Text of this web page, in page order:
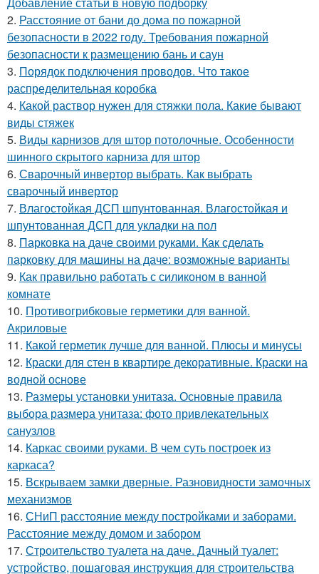
2. Расстояние от бани до дома по пожарной
безопасности в 2022 году. Требования пожарной
безопасности к размещению бань и саун
3. Порядок подключения проводов. Что такое
распределительная коробка
4. Какой раствор нужен для стяжки пола. Какие бывают
виды стяжек
5. Виды карнизов для штор потолочные. Особенности
шинного скрытого карниза для штор
6. Сварочный инвертор выбрать. Как выбрать
сварочный инвертор
7. Влагостойкая ДСП шпунтованная. Влагостойкая и
шпунтованная ДСП для укладки на пол
8. Парковка на даче своими руками. Как сделать
парковку для машины на даче: возможные варианты
9. Как правильно работать с силиконом в ванной
комнате
10. Противогрибковые герметики для ванной.
Акриловые
11. Какой герметик лучше для ванной. Плюсы и минусы
12. Краски для стен в квартире декоративные. Краски на
водной основе
13. Размеры установки унитаза. Основные правила
выбора размера унитаза: фото привлекательных
санузлов
14. Каркас своими руками. В чем суть построек из
каркаса?
15. Вскрываем замки дверные. Разновидности замочных
механизмов
16. СНиП расстояние между постройками и заборами.
Расстояние между домом и забором
17. Строительство туалета на даче. Дачный туалет:
устройство, пошаговая инструкция для строительства